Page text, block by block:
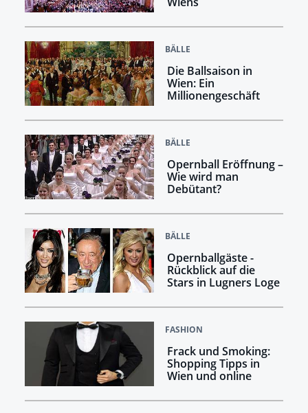
BÄLLE
Die Ballsaison in
Wien: Ein
Millionengeschäft
BÄLLE
Opernball Eröffnung –
Wie wird man
Debütant?
BÄLLE
Opernballgäste -
Rückblick auf die
Stars in Lugners Loge
FASHION
Frack und Smoking:
Shopping Tipps in
Wien und online